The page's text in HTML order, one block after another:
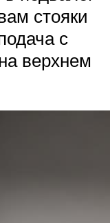
стояки
с
верхнем